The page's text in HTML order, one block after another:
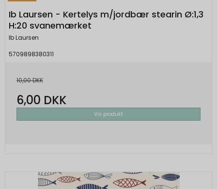
Ib Laursen - Kertelys m/jordbær stearin Ø:1,3
H:20 svanemærket
Ib Laursen
5709898380311
10,00 DKK
6,00 DKK
Vis produkt